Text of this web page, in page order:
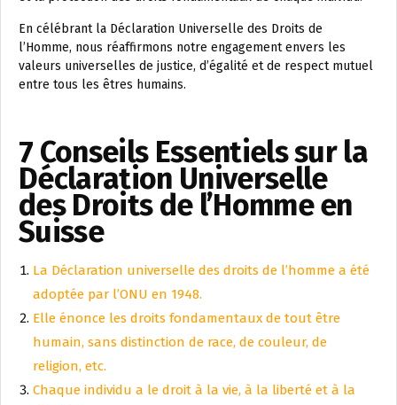
En célébrant la Déclaration Universelle des Droits de
l’Homme, nous réaffirmons notre engagement envers les
valeurs universelles de justice, d’égalité et de respect mutuel
entre tous les êtres humains.
7 Conseils Essentiels sur la
Déclaration Universelle
des Droits de l’Homme en
Suisse
La Déclaration universelle des droits de l’homme a été
adoptée par l’ONU en 1948.
Elle énonce les droits fondamentaux de tout être
humain, sans distinction de race, de couleur, de
religion, etc.
Chaque individu a le droit à la vie, à la liberté et à la